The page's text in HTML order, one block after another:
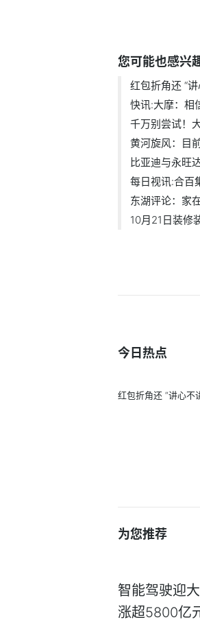
您可能也感兴
红包
快讯:大摩：相
千万别尝试！
黄河旋风：目
比亚迪与永旺
每日视讯:合百
东湖评论：家
10月21日装修
今日热点
红包折角还 “
为您推荐
智能驾驶迎
涨超5800亿